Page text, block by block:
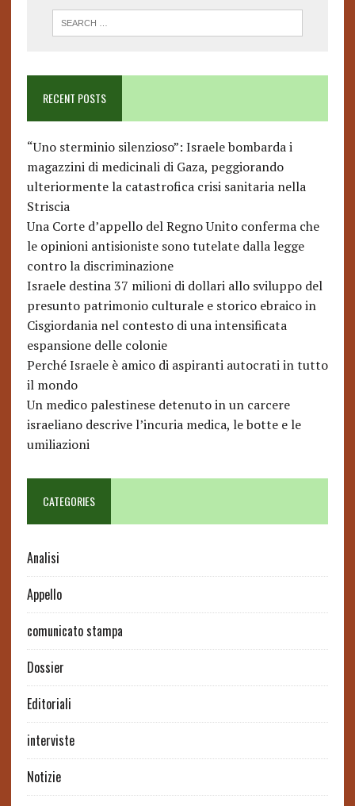
RECENT POSTS
“Uno sterminio silenzioso”: Israele bombarda i
magazzini di medicinali di Gaza, peggiorando
ulteriormente la catastrofica crisi sanitaria nella
Striscia
Una Corte d’appello del Regno Unito conferma che
le opinioni antisioniste sono tutelate dalla legge
contro la discriminazione
Israele destina 37 milioni di dollari allo sviluppo del
presunto patrimonio culturale e storico ebraico in
Cisgiordania nel contesto di una intensificata
espansione delle colonie
Perché Israele è amico di aspiranti autocrati in tutto
il mondo
Un medico palestinese detenuto in un carcere
israeliano descrive l’incuria medica, le botte e le
umiliazioni
CATEGORIES
Analisi
Appello
comunicato stampa
Dossier
Editoriali
interviste
Notizie